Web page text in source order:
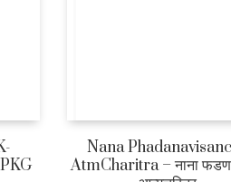
Nana
AtmCharitra – नाना